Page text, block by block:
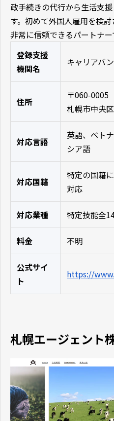
政手続きの代行から生活支
す。初めて外国人雇用を検討
非常に信頼できるパートナー
登録支援
機関名
キャリアバ
住所
〒060-0005
札幌市中央
対応言語
英語、ベト
シア語
対応国籍
特定の国籍
対応
対応業種 特定技能全
料金 不明
公式サイ
ト
https://
札幌エージェント